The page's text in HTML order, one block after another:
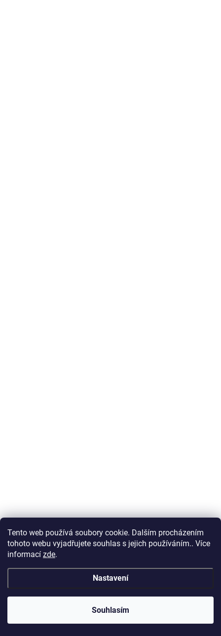
Tento web používá soubory cookie. Dalším procházením
tohoto webu vyjadřujete souhlas s jejich používáním.. Více
informací zde.
Nastavení
Souhlasím